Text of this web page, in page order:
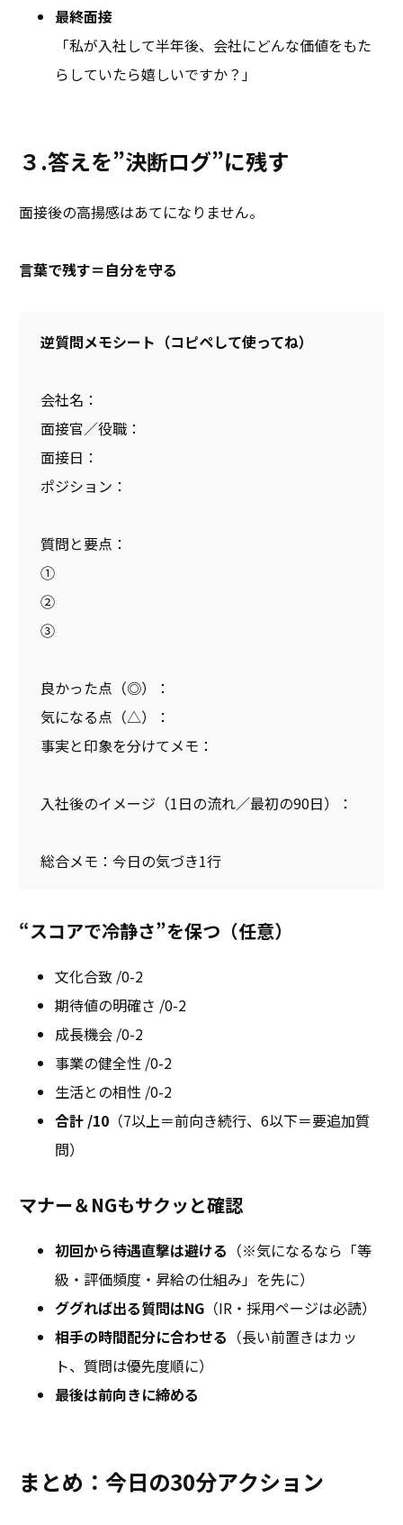
最終面接
「私が入社して半年後、会社にどんな価値をもた
らしていたら嬉しいですか？」
３.答えを”決断ログ”に残す
面接後の高揚感はあてになりません。
言葉で残す＝自分を守る
逆質問メモシート（コピペして使ってね）
会社名：
面接官／役職：
面接日：
ポジション：
質問と要点：
①
②
③
良かった点（◎）：
気になる点（△）：
事実と印象を分けてメモ：
入社後のイメージ（1日の流れ／最初の90日）：
総合メモ：今日の気づき1行
“スコアで冷静さ”を保つ（任意）
文化合致 /0-2
期待値の明確さ /0-2
成長機会 /0-2
事業の健全性 /0-2
生活との相性 /0-2
合計 /10 （7以上＝前向き続行、6以下＝要追加質
問）
マナー＆NGもサクッと確認
初回から待遇直撃は避ける （※気になるなら「等
級・評価頻度・昇給の仕組み」を先に）
ググれば出る質問はNG （IR・採用ページは必読）
相手の時間配分に合わせる （長い前置きはカッ
ト、質問は優先度順に）
最後は前向きに締める
まとめ：今日の30分アクション